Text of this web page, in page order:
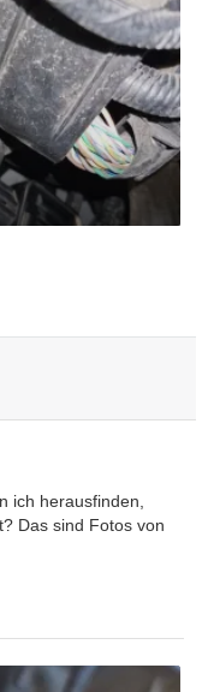
ich herausfinden,
Das sind Fotos von